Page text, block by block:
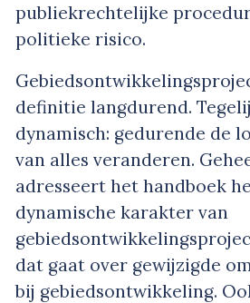
publiekrechtelijke
politieke risico.
definitie langdurend.
dynamisch: gedurende de
van alles veranderen.
adresseert het handboek
dynamische karakter van
dat gaat over gewijzigde
bij gebiedsontwikkeling.